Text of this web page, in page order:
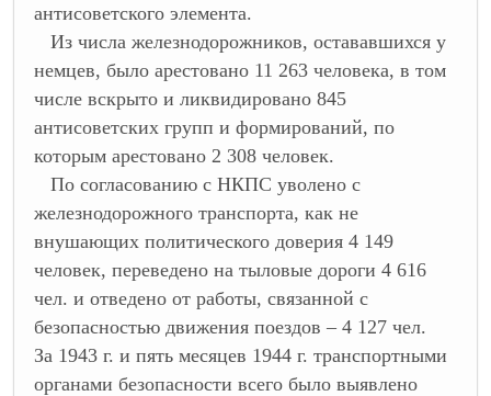
антисоветского элемента.
Из числа железнодорожников, остававшихся у
немцев, было арестовано 11 263 человека, в том
числе вскрыто и ликвидировано 845
антисоветских групп и формирований, по
которым арестовано 2 308 человек.
По согласованию с НКПС уволено с
железнодорожного транспорта, как не
внушающих политического доверия 4 149
человек, переведено на тыловые дороги 4 616
чел. и отведено от работы, связанной с
безопасностью движения поездов – 4 127 чел.
За 1943 г. и пять месяцев 1944 г. транспортными
органами безопасности всего было выявлено